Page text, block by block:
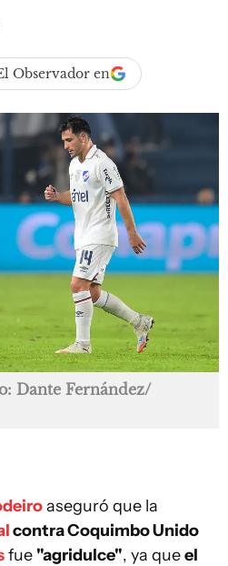
Observador en
Dante Fernández/
aseguró que la
contra Coquimbo Unido
fue "agridulce", ya queel